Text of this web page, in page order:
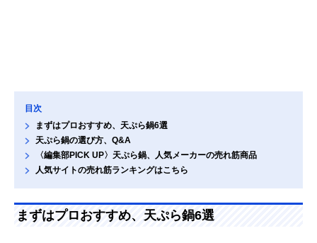
目次
まずはプロおすすめ、天ぷら鍋6選
天ぷら鍋の選び方、Q&A
〈編集部PICK UP〉天ぷら鍋、人気メーカーの売れ筋商品
人気サイトの売れ筋ランキングはこちら
まずはプロおすすめ、天ぷら鍋6選